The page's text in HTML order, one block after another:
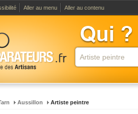
Aller au menu Aller au contenu
Aussillon Artiste peintre